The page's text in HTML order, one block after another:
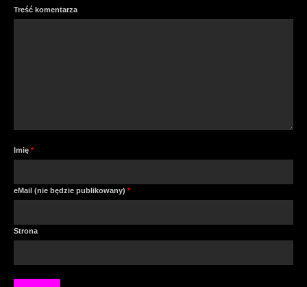
Treść komentarza
Imię *
eMail (nie będzie publikowany) *
Strona